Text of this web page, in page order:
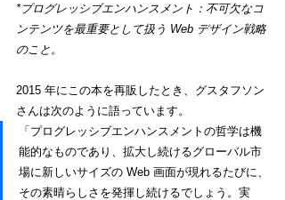
*プログレッシブエンハンスメント：不可欠なコ
ンテンツを最重要として扱う Web デザイン戦略
のこと。
2015 年にこの本を再販したとき、グスタフソン
さんは次のように語っています。
「プログレッシブエンハンスメントの哲学は機
能的なものであり、拡大し続けるグローバル市
場に新しいサイズの Web 画面が現れるたびに、
その素晴らしさを発揮し続けるでしょう。実